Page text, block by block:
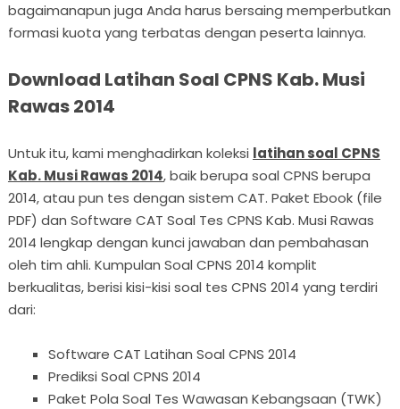
bagaimanapun juga Anda harus bersaing memperbutkan
formasi kuota yang terbatas dengan peserta lainnya.
Download Latihan Soal CPNS Kab. Musi
Rawas 2014
Untuk itu, kami menghadirkan koleksi latihan soal CPNS
Kab. Musi Rawas 2014, baik berupa soal CPNS berupa
2014, atau pun tes dengan sistem CAT. Paket Ebook (file
PDF) dan Software CAT Soal Tes CPNS Kab. Musi Rawas
2014 lengkap dengan kunci jawaban dan pembahasan
oleh tim ahli. Kumpulan Soal CPNS 2014 komplit
berkualitas, berisi kisi-kisi soal tes CPNS 2014 yang terdiri
dari:
Software CAT Latihan Soal CPNS 2014
Prediksi Soal CPNS 2014
Paket Pola Soal Tes Wawasan Kebangsaan (TWK)